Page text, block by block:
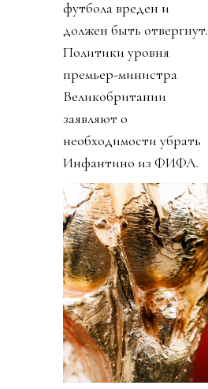
футбола вреден и
должен быть отвергнут.
Политики уровня
премьер-министра
Великобритании
заявляют о
необходимости убрать
Инфантино из ФИФА.